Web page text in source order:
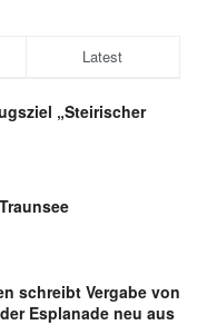
Latest
„Steirischer
schreibt Vergabe von
Esplanade neu aus